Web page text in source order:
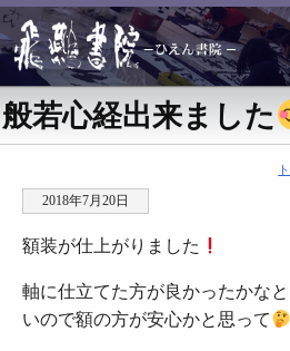
般若心経出来ました
2018年7月20日
額装が仕上がりました
軸に仕立てた方が良かったかな
いので額の方が安心かと思って